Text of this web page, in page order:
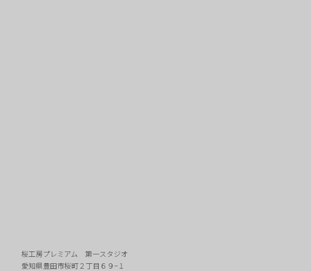
桜工房プレミアム 第一スタジオ
愛知県豊田市桜町２丁目６９−１